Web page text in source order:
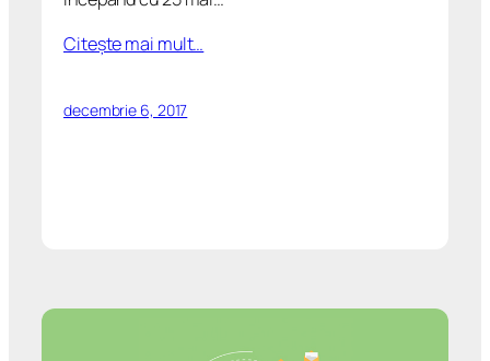
Citeşte mai mult…
decembrie 6, 2017